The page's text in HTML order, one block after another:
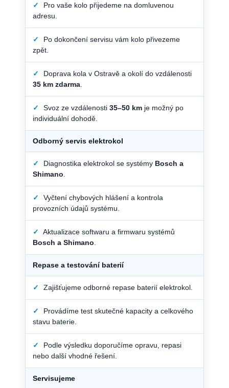
✓
Pro vaše kolo přijedeme na domluvenou
adresu.
✓
Po dokončení servisu vám kolo přivezeme
zpět.
✓
Doprava kola v Ostravě a okolí do vzdálenosti
35 km zdarma
✓ Svoz ze vzdálenosti 35–50 km je možný po
individuální dohodě.
Odborný servis elektrokol
✓ Diagnostika elektrokol se systémy Bosch a
Shimano
✓
Vyčtení chybových hlášení a kontrola
provozních údajů systému.
✓
Aktualizace softwaru a firmwaru systémů
Bosch a Shimano
Repase a testování baterií
✓ Zajišťujeme odborné repase baterií elektrokol.
✓
Provádíme test skutečné kapacity a celkového
stavu baterie.
✓
Podle výsledku doporučíme opravu, repasi
nebo další vhodné řešení.
Servisujeme